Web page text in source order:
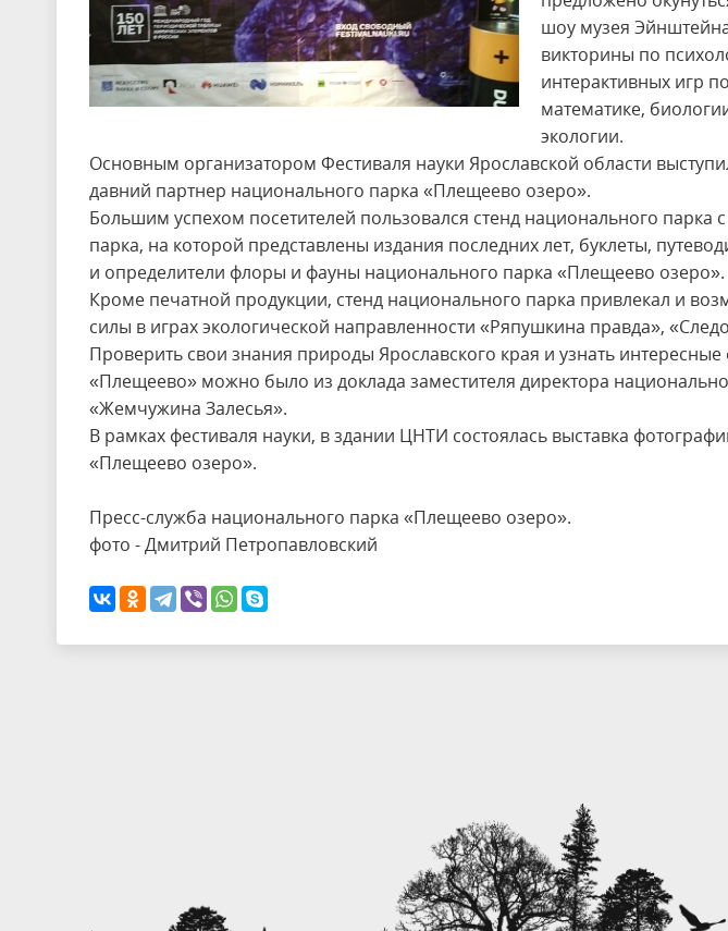
шоу музея
викторины по
интерактивных игр
математике,
экологии.
Основным организатором Фестиваля науки Ярославской области
давний партнер национального парка «Плещеево озеро».
Большим успехом посетителей пользовался стенд национального парка
парка, на которой представлены издания последних лет, буклеты,
и определители флоры и фауны национального парка «Плещеево озеро».
Кроме печатной продукции, стенд национального парка привлекал и
силы в играх экологической направленности «Ряпушкина правда»,
Проверить свои знания природы Ярославского края и узнать
«Плещеево» можно было из доклада заместителя директора
«Жемчужина Залесья».
В рамках фестиваля науки, в здании ЦНТИ состоялась выставка
«Плещеево озеро».
Пресс-служба национального парка «Плещеево озеро».
фото - Дмитрий Петропавловский